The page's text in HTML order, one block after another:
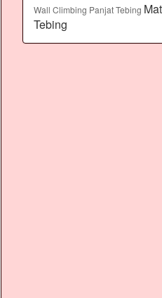
Wall Climbing Panjat Tebing
Tebing